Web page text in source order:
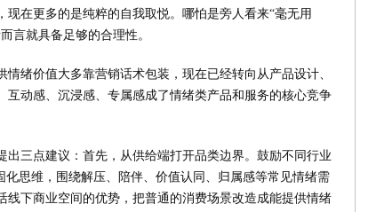
在更多的是纯粹的自我取悦。哪怕是旁人看来“毫无用
言就具备足够的合理性。
绪价值大多靠营销话术包装，现在已经转向从产品设计、
互动感、沉浸感、专属感成了情绪类产品和服务的核心竞争
出三点建议：首先，从供给端打开品类边界。鼓励不同行业
化思维，围绕解压、陪伴、价值认同、归属感等常见情绪需
线下商业空间的优势，把普通的消费场景改造成能提供情绪